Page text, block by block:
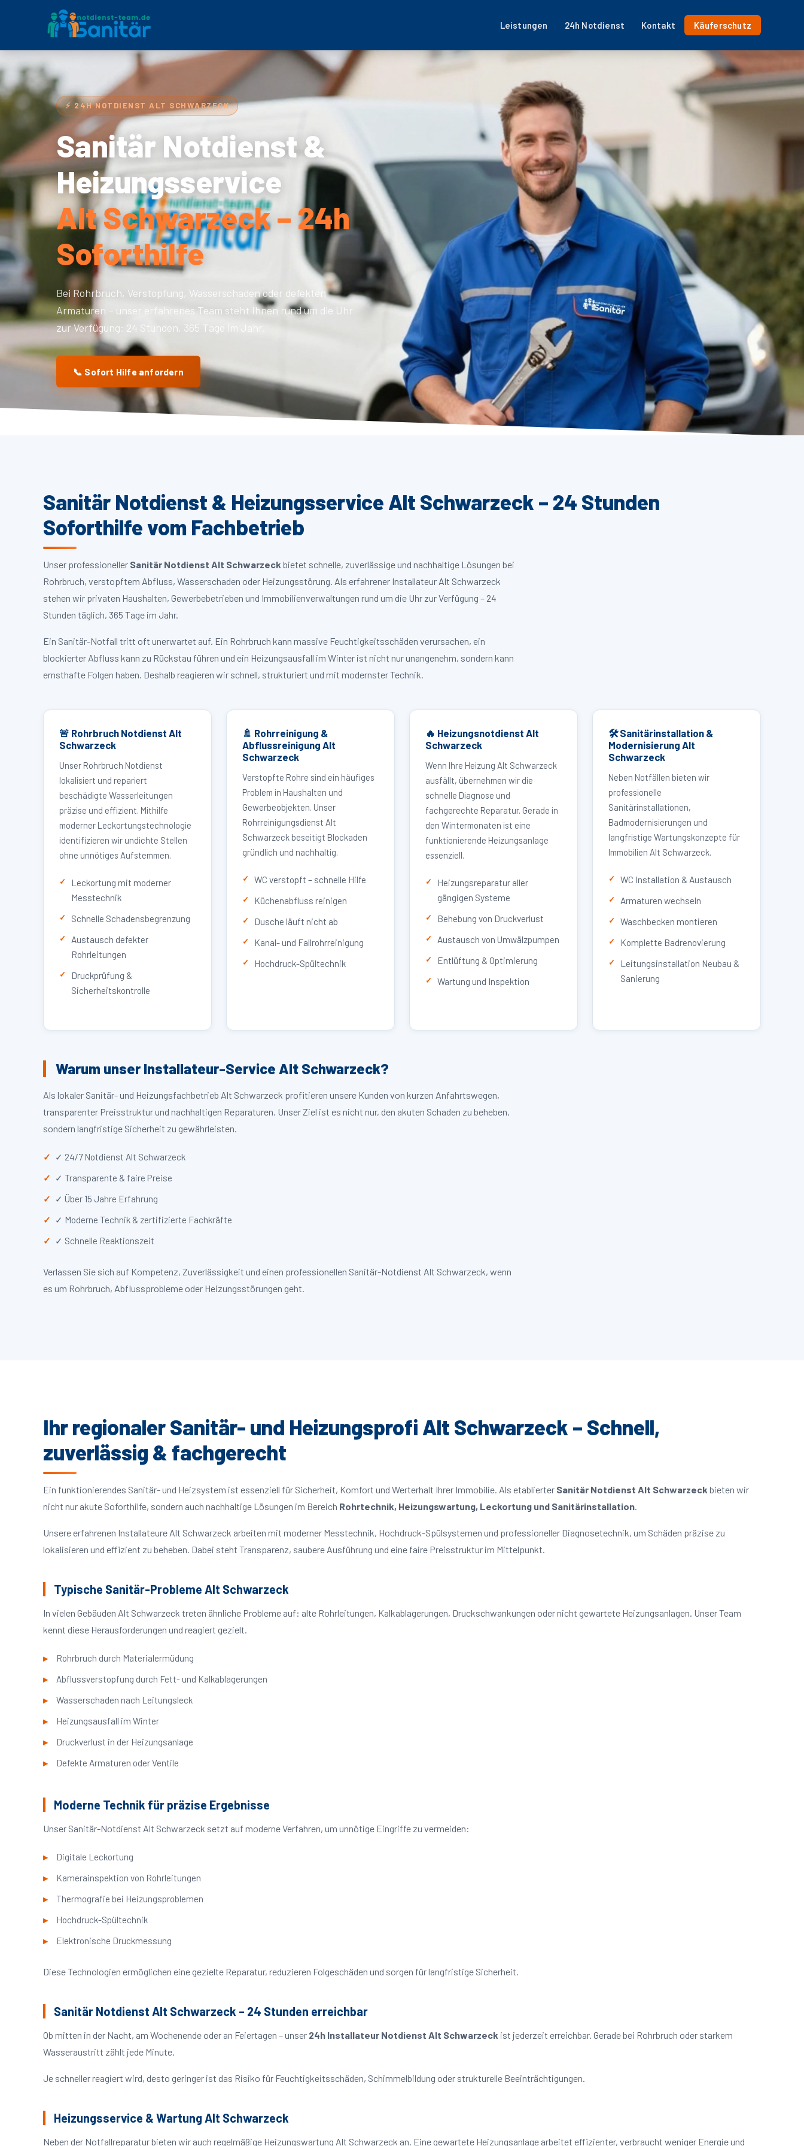
Leistungen 24h Notdienst Kontakt Käuferschutz
⚡ 24H NOTDIENST ALT SCHWARZECK
Sanitär Notdienst &
Heizungsservice
Alt Schwarzeck – 24h
Soforthilfe
Bei Rohrbruch, Verstopfung, Wasserschaden oder defekten
Armaturen – unser erfahrenes Team steht Ihnen rund um die Uhr
zur Verfügung: 24 Stunden, 365 Tage im Jahr.
📞 Sofort Hilfe anfordern
Sanitär Notdienst & Heizungsservice Alt Schwarzeck – 24 Stunden
Soforthilfe vom Fachbetrieb
Unser professioneller Sanitär Notdienst Alt Schwarzeck bietet schnelle, zuverlässige und nachhaltige Lösungen bei
Rohrbruch, verstopftem Abfluss, Wasserschaden oder Heizungsstörung. Als erfahrener Installateur Alt Schwarzeck
stehen wir privaten Haushalten, Gewerbebetrieben und Immobilienverwaltungen rund um die Uhr zur Verfügung – 24
Stunden täglich, 365 Tage im Jahr.
Ein Sanitär-Notfall tritt oft unerwartet auf. Ein Rohrbruch kann massive Feuchtigkeitsschäden verursachen, ein
blockierter Abfluss kann zu Rückstau führen und ein Heizungsausfall im Winter ist nicht nur unangenehm, sondern kann
ernsthafte Folgen haben. Deshalb reagieren wir schnell, strukturiert und mit modernster Technik.
🚨 Rohrbruch Notdienst Alt
Schwarzeck
Unser Rohrbruch Notdienst
lokalisiert und repariert
beschädigte Wasserleitungen
präzise und effizient. Mithilfe
moderner Leckortungstechnologie
identifizieren wir undichte Stellen
ohne unnötiges Aufstemmen.
Leckortung mit moderner
Messtechnik
Schnelle Schadensbegrenzung
Austausch defekter
Rohrleitungen
Druckprüfung &
Sicherheitskontrolle
🚿 Rohrreinigung &
Abflussreinigung Alt
Schwarzeck
Verstopfte Rohre sind ein häufiges
Problem in Haushalten und
Gewerbeobjekten. Unser
Rohrreinigungsdienst Alt
Schwarzeck beseitigt Blockaden
gründlich und nachhaltig.
WC verstopft – schnelle Hilfe
Küchenabfluss reinigen
Dusche läuft nicht ab
Kanal- und Fallrohrreinigung
Hochdruck-Spültechnik
🔥 Heizungsnotdienst Alt
Schwarzeck
Wenn Ihre Heizung Alt Schwarzeck
ausfällt, übernehmen wir die
schnelle Diagnose und
fachgerechte Reparatur. Gerade in
den Wintermonaten ist eine
funktionierende Heizungsanlage
essenziell.
Heizungsreparatur aller
gängigen Systeme
Behebung von Druckverlust
Austausch von Umwälzpumpen
Entlüftung & Optimierung
Wartung und Inspektion
🛠 Sanitärinstallation &
Modernisierung Alt
Schwarzeck
Neben Notfällen bieten wir
professionelle
Sanitärinstallationen,
Badmodernisierungen und
langfristige Wartungskonzepte für
Immobilien Alt Schwarzeck.
WC Installation & Austausch
Armaturen wechseln
Waschbecken montieren
Komplette Badrenovierung
Leitungsinstallation Neubau &
Sanierung
Warum unser Installateur-Service Alt Schwarzeck?
Als lokaler Sanitär- und Heizungsfachbetrieb Alt Schwarzeck profitieren unsere Kunden von kurzen Anfahrtswegen,
transparenter Preisstruktur und nachhaltigen Reparaturen. Unser Ziel ist es nicht nur, den akuten Schaden zu beheben,
sondern langfristige Sicherheit zu gewährleisten.
✓ 24/7 Notdienst Alt Schwarzeck
✓ Transparente & faire Preise
✓ Über 15 Jahre Erfahrung
✓ Moderne Technik & zertifizierte Fachkräfte
✓ Schnelle Reaktionszeit
Verlassen Sie sich auf Kompetenz, Zuverlässigkeit und einen professionellen Sanitär-Notdienst Alt Schwarzeck, wenn
es um Rohrbruch, Abflussprobleme oder Heizungsstörungen geht.
Ihr regionaler Sanitär- und Heizungsprofi Alt Schwarzeck – Schnell,
zuverlässig & fachgerecht
Ein funktionierendes Sanitär- und Heizsystem ist essenziell für Sicherheit, Komfort und Werterhalt Ihrer Immobilie. Als etablierter Sanitär Notdienst Alt Schwarzeck bieten wir
nicht nur akute Soforthilfe, sondern auch nachhaltige Lösungen im Bereich Rohrtechnik, Heizungswartung, Leckortung und Sanitärinstallation.
Unsere erfahrenen Installateure Alt Schwarzeck arbeiten mit moderner Messtechnik, Hochdruck-Spülsystemen und professioneller Diagnosetechnik, um Schäden präzise zu
lokalisieren und effizient zu beheben. Dabei steht Transparenz, saubere Ausführung und eine faire Preisstruktur im Mittelpunkt.
Typische Sanitär-Probleme Alt Schwarzeck
In vielen Gebäuden Alt Schwarzeck treten ähnliche Probleme auf: alte Rohrleitungen, Kalkablagerungen, Druckschwankungen oder nicht gewartete Heizungsanlagen. Unser Team
kennt diese Herausforderungen und reagiert gezielt.
Rohrbruch durch Materialermüdung
Abflussverstopfung durch Fett- und Kalkablagerungen
Wasserschaden nach Leitungsleck
Heizungsausfall im Winter
Druckverlust in der Heizungsanlage
Defekte Armaturen oder Ventile
Moderne Technik für präzise Ergebnisse
Unser Sanitär-Notdienst Alt Schwarzeck setzt auf moderne Verfahren, um unnötige Eingriffe zu vermeiden:
Digitale Leckortung
Kamerainspektion von Rohrleitungen
Thermografie bei Heizungsproblemen
Hochdruck-Spültechnik
Elektronische Druckmessung
Diese Technologien ermöglichen eine gezielte Reparatur, reduzieren Folgeschäden und sorgen für langfristige Sicherheit.
Sanitär Notdienst Alt Schwarzeck – 24 Stunden erreichbar
Ob mitten in der Nacht, am Wochenende oder an Feiertagen – unser 24h Installateur Notdienst Alt Schwarzeck ist jederzeit erreichbar. Gerade bei Rohrbruch oder starkem
Wasseraustritt zählt jede Minute.
Je schneller reagiert wird, desto geringer ist das Risiko für Feuchtigkeitsschäden, Schimmelbildung oder strukturelle Beeinträchtigungen.
Heizungsservice & Wartung Alt Schwarzeck
Neben der Notfallreparatur bieten wir auch regelmäßige Heizungswartung Alt Schwarzeck an. Eine gewartete Heizungsanlage arbeitet effizienter, verbraucht weniger Energie und